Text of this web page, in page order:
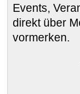
Events,
direkt über
vormerken.